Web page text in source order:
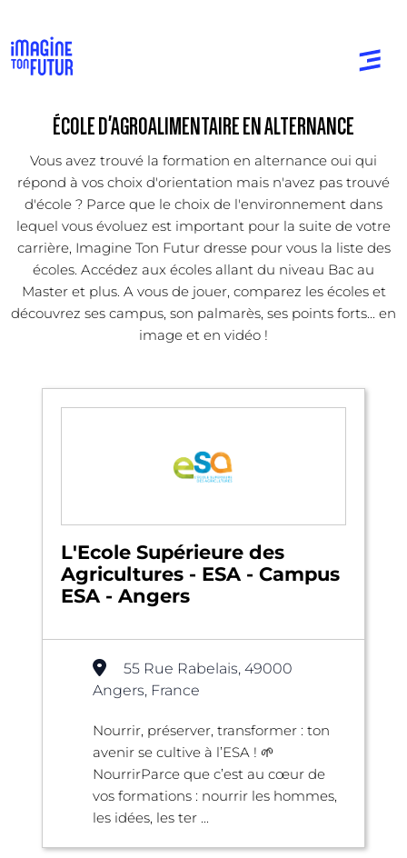
ÉCOLE D'AGROALIMENTAIRE EN ALTERNANCE
Vous avez trouvé la formation en alternance oui qui
répond à vos choix d'orientation mais n'avez pas trouvé
d'école ? Parce que le choix de l'environnement dans
lequel vous évoluez est important pour la suite de votre
carrière, Imagine Ton Futur dresse pour vous la liste des
écoles. Accédez aux écoles allant du niveau Bac au
Master et plus. A vous de jouer, comparez les écoles et
découvrez ses campus, son palmarès, ses points forts... en
image et en vidéo !
L'Ecole Supérieure des
Agricultures - ESA - Campus
ESA - Angers
55 Rue Rabelais, 49000
Angers, France
Nourrir, préserver, transformer : ton
avenir se cultive à l’ESA ! 🌱
NourrirParce que c’est au cœur de
vos formations : nourrir les hommes,
les idées, les ter ...